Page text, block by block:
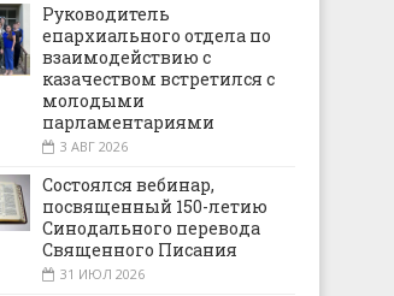
Руководитель
епархиального отдела по
взаимодействию с
казачеством встретился с
молодыми
парламентариями
3 АВГ 2026
Состоялся вебинар,
посвященный 150-летию
Синодального перевода
Священного Писания
31 ИЮЛ 2026